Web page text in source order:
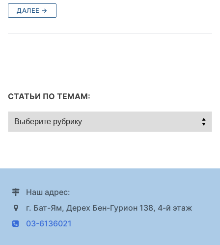
ДАЛЕЕ →
СТАТЬИ ПО ТЕМАМ:
Статьи
по
Наш адрес:
г. Бат-Ям, Дерех Бен-Гурион 138, 4-й этаж
03-6136021